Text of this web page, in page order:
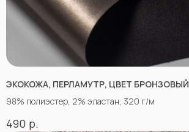
ЭКОКОЖА, ПЕРЛАМУТР, ЦВЕТ БРОНЗОВЫЙ
98% полиэстер, 2% эластан, 320 г/м
490 р.